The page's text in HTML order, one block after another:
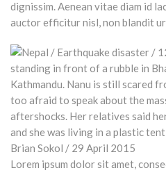
dignissim. Aenean vitae diam id
auctor efficitur nisl, non blandit
Lorem ipsum dolor sit amet,